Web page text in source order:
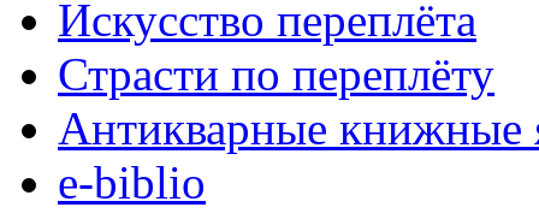
Искусство переплёта
Страсти по переплёту
Антикварные книжные
e-biblio